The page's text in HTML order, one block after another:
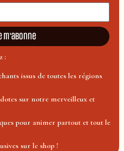
m'abonne
:
issus de toutes les régions
sur notre merveilleux et
pour animer partout et tout le
sur le shop !